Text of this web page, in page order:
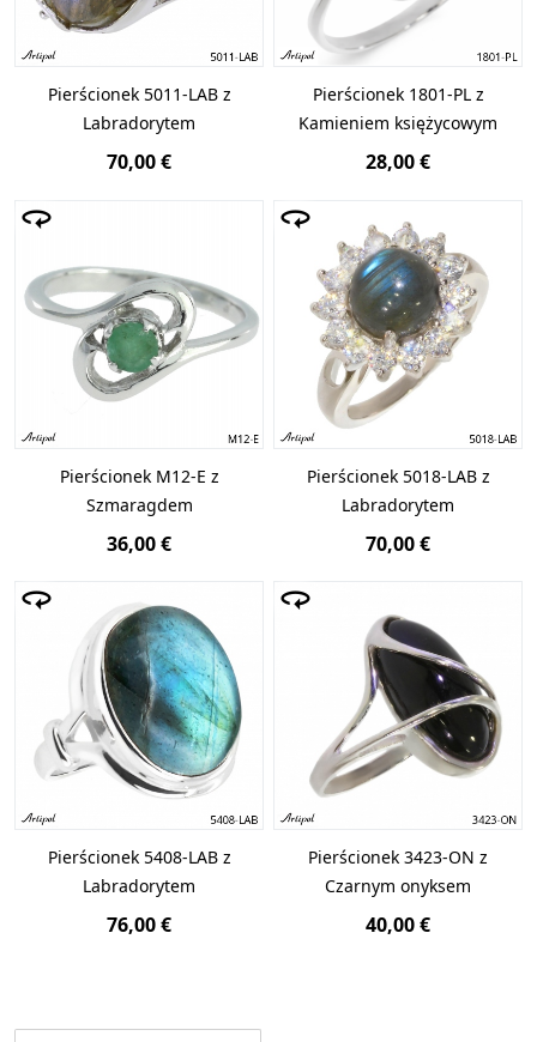
Pierścionek 5011-LAB z
Labradorytem
70,00 €
Pierścionek 1801-PL z
Kamieniem księżycowym
28,00 €
Pierścionek M12-E z
Szmaragdem
36,00 €
Pierścionek 5018-LAB z
Labradorytem
70,00 €
Pierścionek 5408-LAB z
Labradorytem
76,00 €
Pierścionek 3423-ON z
Czarnym onyksem
40,00 €